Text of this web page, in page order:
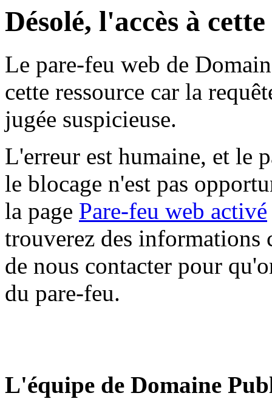
Désolé, l'accès à
Le pare-feu web de
cette ressource car la
jugée suspicieuse.
L'erreur est humaine, et le
le blocage n'est pas
la page Pare-feu web activé
trouverez des informations
de nous contacter pour
du pare-feu.
L'équipe de Domaine